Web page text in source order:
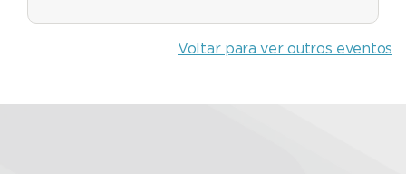
Voltar para ver outros eventos